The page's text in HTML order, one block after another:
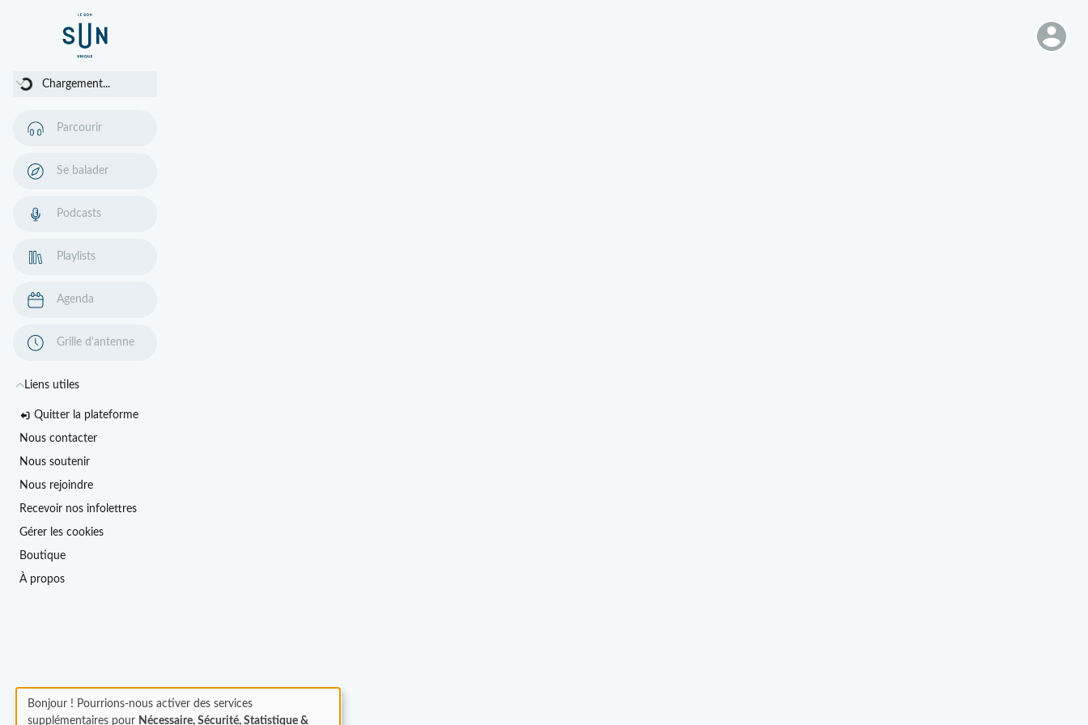
Chargement...
Parcourir
Se balader
Podcasts
Playlists
Agenda
Grille d'antenne
Liens utiles
Quitter la plateforme
Nous contacter
Nous soutenir
Nous rejoindre
Recevoir nos infolettres
Gérer les cookies
Boutique
À propos
Bonjour ! Pourrions-nous activer des services
supplémentaires pour Nécessaire, Sécurité, Statistique &